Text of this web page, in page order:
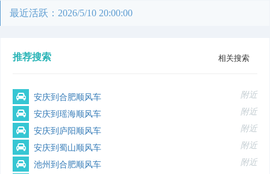
最近活跃：2026/5/10 20:00:00
推荐搜索 相关搜索
安庆到合肥顺风车 附近
安庆到瑶海顺风车 附近
安庆到庐阳顺风车 附近
安庆到蜀山顺风车 附近
池州到合肥顺风车 附近